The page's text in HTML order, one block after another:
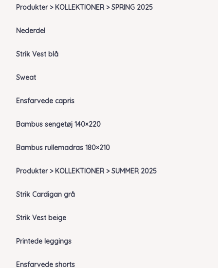
Produkter > KOLLEKTIONER > SPRING 2025
Nederdel
Strik Vest blå
Sweat
Ensfarvede capris
Bambus sengetøj 140×220
Bambus rullemadras 180×210
Produkter > KOLLEKTIONER > SUMMER 2025
Strik Cardigan grå
Strik Vest beige
Printede leggings
Ensfarvede shorts